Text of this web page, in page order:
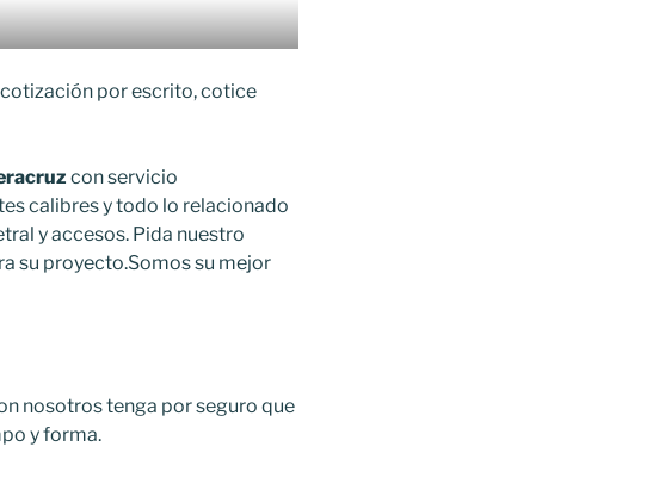
por escrito, cotice
con servicio
calibres y todo lo relacionado
y accesos. Pida nuestro
su proyecto.Somos su mejor
nosotros tenga por seguro que
y forma.